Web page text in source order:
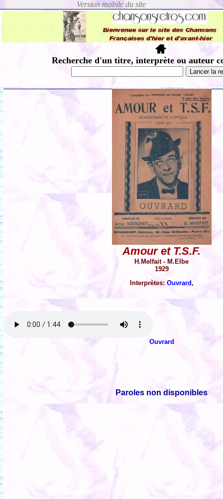
Recherche d'un titre, interprète ou auteur
Amour et T.S.F.
H.Melfait - M.Elbe
1929
Interprètes: Ouvrard,
Ouvrard
Paroles non disponibles